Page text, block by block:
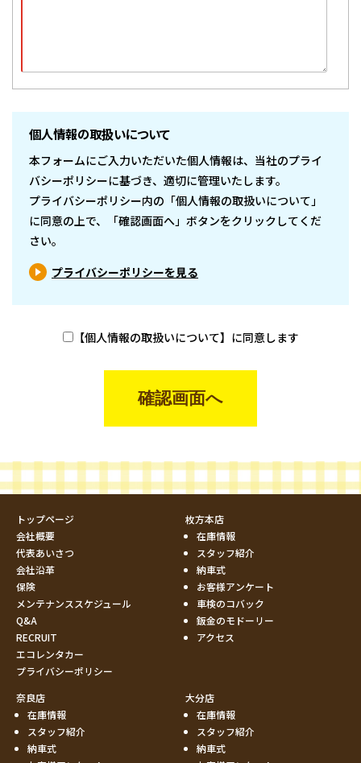
個人情報の取扱いについて
本フォームにご入力いただいた個人情報は、当社のプライ
バシーポリシーに基づき、適切に管理いたします。
プライバシーポリシー内の「個人情報の取扱いについて」
に同意の上で、「確認画面へ」ボタンをクリックしてくだ
さい。
プライバシーポリシーを見る
【個人情報の取扱いについて】に同意します
トップページ
会社概要
代表あいさつ
会社沿革
保険
メンテナンススケジュール
Q&A
RECRUIT
エコレンタカー
プライバシーポリシー
枚方本店
在庫情報
スタッフ紹介
納車式
お客様アンケート
車検のコバック
鈑金のモドーリー
アクセス
奈良店
在庫情報
スタッフ紹介
納車式
大分店
在庫情報
スタッフ紹介
納車式